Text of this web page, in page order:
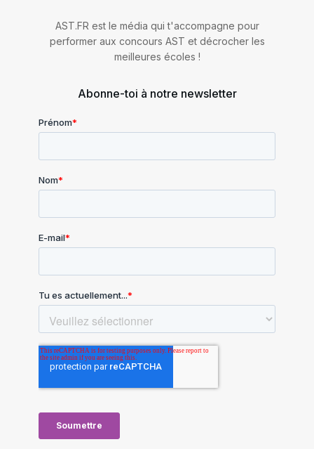
AST.FR est le média qui t'accompagne pour
performer aux concours AST et décrocher les
meilleures écoles !
Abonne-toi à notre newsletter